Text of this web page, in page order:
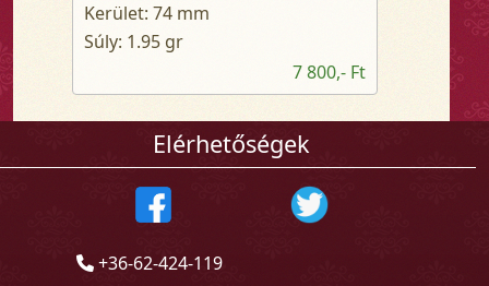
Kerület: 74 mm
Súly: 1.95 gr
7 800,- Ft
Elérhetőségek
+36-62-424-119